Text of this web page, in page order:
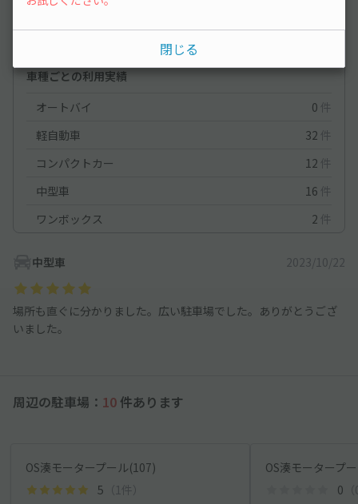
満足度 5 立地
4
5 駐車料金
車種ごとの利用実績
オートバイ
0 件
軽自動車
32 件
コンパクトカー
12 件
中型車
16 件
ワンボックス
2 件
中型車 2023/10/22
場所も直ぐに分かりました。広い駐車場でした。ありがとうござ
いました。
周辺の駐車場： 10 件あります
OS湊モータープール(107)
5 （1件）
OS湊モータープ
0
閉じる